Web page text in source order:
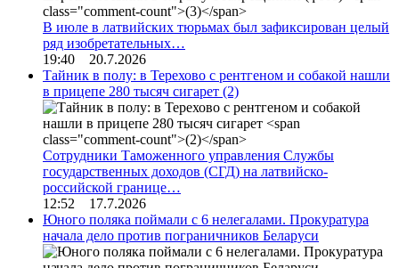
В июле в латвийских тюрьмах был зафиксирован целый
ряд изобретательных…
19:40 20.7.2026
Тайник в полу: в Терехово с рентгеном и собакой нашли
в прицепе 280 тысяч сигарет (2)
Сотрудники Таможенного управления Службы
государственных доходов (СГД) на латвийско-
российской границе…
12:52 17.7.2026
Юного поляка поймали с 6 нелегалами. Прокуратура
начала дело против пограничников Беларуси